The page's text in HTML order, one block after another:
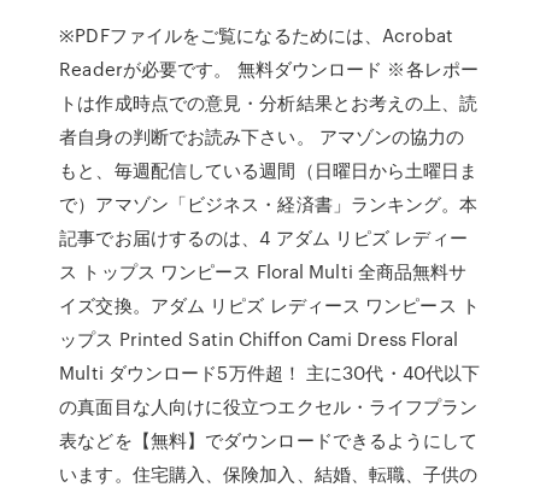
※PDFファイルをご覧になるためには、Acrobat
Readerが必要です。 無料ダウンロード ※各レポー
トは作成時点での意見・分析結果とお考えの上、読
者自身の判断でお読み下さい。 アマゾンの協力の
もと、毎週配信している週間（日曜日から土曜日ま
で）アマゾン「ビジネス・経済書」ランキング。本
記事でお届けするのは、4 アダム リピズ レディー
ス トップス ワンピース Floral Multi 全商品無料サ
イズ交換。アダム リピズ レディース ワンピース ト
ップス Printed Satin Chiffon Cami Dress Floral
Multi ダウンロード5万件超！ 主に30代・40代以下
の真面目な人向けに役立つエクセル・ライフプラン
表などを【無料】でダウンロードできるようにして
います。住宅購入、保険加入、結婚、転職、子供の